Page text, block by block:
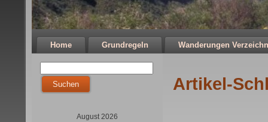
Home Grundregeln Wanderungen
August 2026
Artikel-